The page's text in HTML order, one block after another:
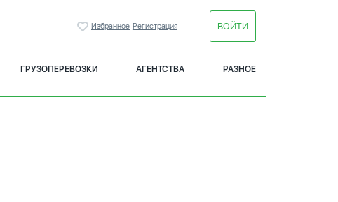
Избранное Регистрация ВОЙТИ
ГРУЗОПЕРЕВОЗКИ АГЕНТСТВА РАЗНОЕ